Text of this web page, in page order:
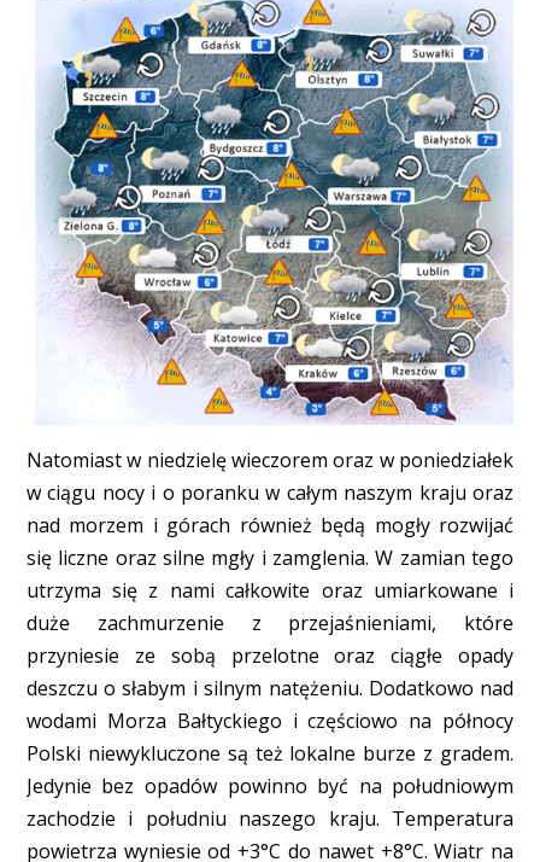
Natomiast w niedzielę wieczorem oraz w poniedziałek
w ciągu nocy i o poranku w całym naszym kraju oraz
nad morzem i górach również będą mogły rozwijać
się liczne oraz silne mgły i zamglenia. W zamian tego
utrzyma się z nami całkowite oraz umiarkowane i
duże zachmurzenie z przejaśnieniami, które
przyniesie ze sobą przelotne oraz ciągłe opady
deszczu o słabym i silnym natężeniu. Dodatkowo nad
wodami Morza Bałtyckiego i częściowo na północy
Polski niewykluczone są też lokalne burze z gradem.
Jedynie bez opadów powinno być na południowym
zachodzie i południu naszego kraju. Temperatura
powietrza wyniesie od +3°C do nawet +8°C. Wiatr na